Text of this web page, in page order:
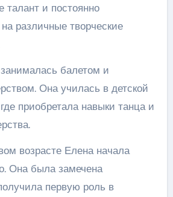
талант и постоянно
различные творческие
балетом и
Она училась в детской
приобретала навыки танца и
возрасте Елена начала
Она была замечена
первую роль в